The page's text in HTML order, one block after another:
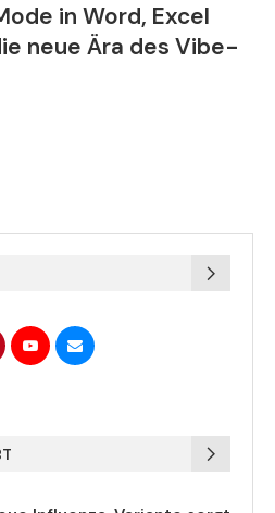
in Word, Excel
neue Ära des Vibe-